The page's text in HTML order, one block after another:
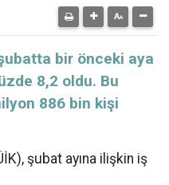
bir önceki aya
8,2 oldu. Bu
886 bin kişi
şubat ayına ilişkin iş